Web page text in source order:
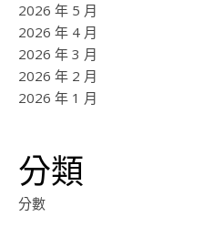
2026 年 5 月
2026 年 4 月
2026 年 3 月
2026 年 2 月
2026 年 1 月
分類
分數